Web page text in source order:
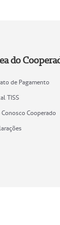
do
de Pagamento
TISS
Conosco Cooperado